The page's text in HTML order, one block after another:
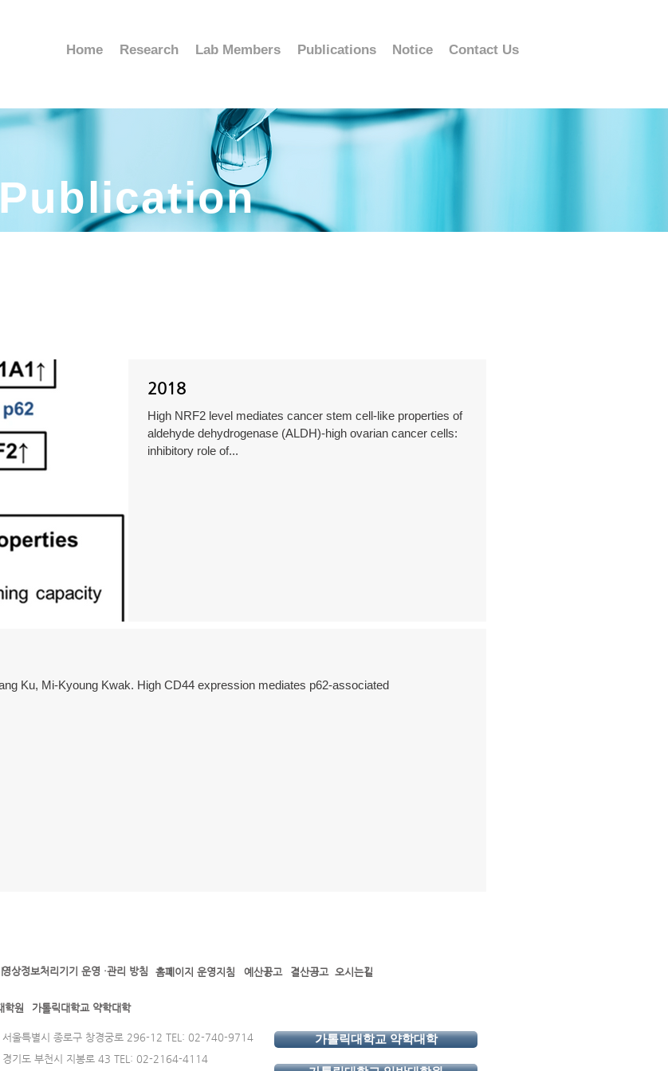
Home Research Lab Members Publications Notice Contact Us
Publication
2018
High NRF2 level mediates cancer stem cell-like properties of
aldehyde dehydrogenase (ALDH)-high ovarian cancer cells:
inhibitory role of...
Ku, Mi-Kyoung Kwak. High CD44 expression mediates p62-associated
l l l l
결산공고 오시는길
홈페이지 운영지침
영상정보처리기기 운영 ·관리 방침 예산공고
학원 가톨릭대학교 약학대학
울특별시 종로구 창경궁로 296-12 TEL: 02-740-9714
기도 부천시 지봉로 43 TEL: 02-2164-4114
가톨릭대학교 약학대학